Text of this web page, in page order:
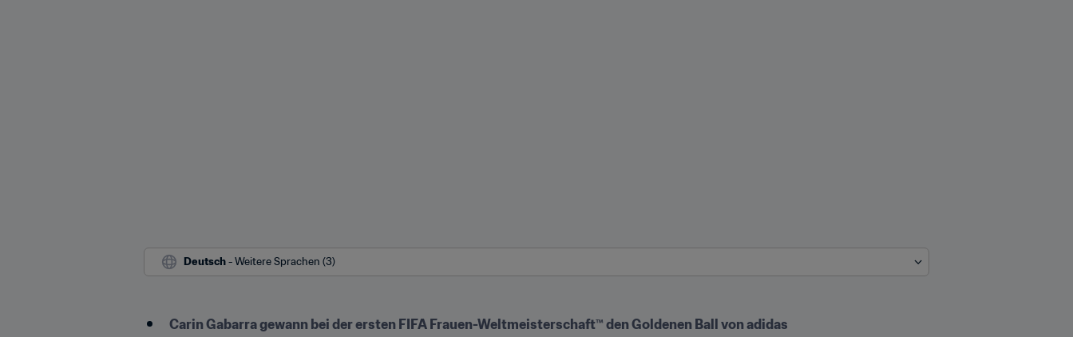
Deutsch - Weitere Sprachen (3)
Carin Gabarra gewann bei der ersten FIFA Frauen-Weltmeisterschaft™ den Goldenen Ball von adidas